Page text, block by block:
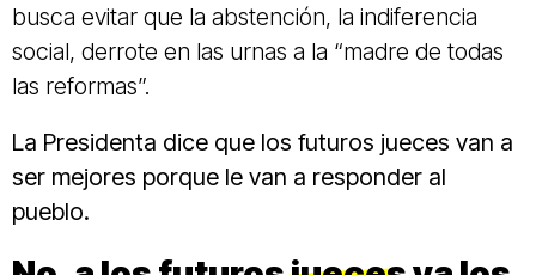
busca evitar que la abstención, la indiferencia
social, derrote en las urnas a la “madre de todas
las reformas”.
La Presidenta dice que los futuros jueces van a
ser mejores porque le van a responder al
pueblo.